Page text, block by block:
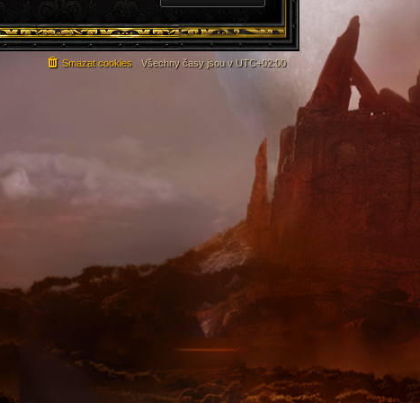
Všechny časy jsou v UTC+02:00
Smazat cookies